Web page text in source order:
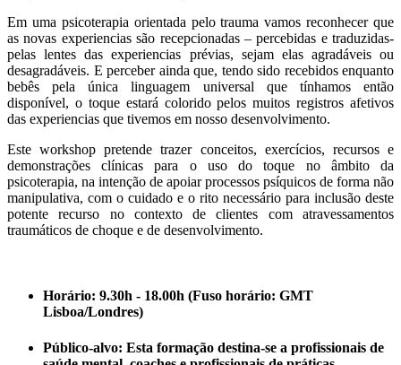
Em uma psicoterapia orientada pelo trauma vamos reconhecer que
as novas experiencias são recepcionadas – percebidas e traduzidas-
pelas lentes das experiencias prévias, sejam elas agradáveis ou
desagradáveis. E perceber ainda que, tendo sido recebidos enquanto
bebês pela única linguagem universal que tínhamos então
disponível, o toque estará colorido pelos muitos registros afetivos
das experiencias que tivemos em nosso desenvolvimento.
Este workshop pretende trazer conceitos, exercícios, recursos e
demonstrações clínicas para o uso do toque no âmbito da
psicoterapia, na intenção de apoiar processos psíquicos de forma não
manipulativa, com o cuidado e o rito necessário para inclusão deste
potente recurso no contexto de clientes com atravessamentos
traumáticos de choque e de desenvolvimento.
Horário: 9.30h - 18.00h (Fuso horário: GMT
Lisboa/Londres)
Público-alvo: Esta formação destina-se a profissionais de